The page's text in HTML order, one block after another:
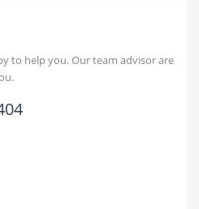
to help you. Our team advisor are